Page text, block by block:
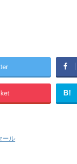
B!
ール